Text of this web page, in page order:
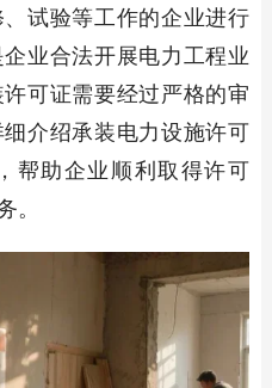
试验等工作的企业进行
业合法开展电力工程业
可证需要经过严格的审
介绍承装电力设施许可
帮助企业顺利取得许可
。